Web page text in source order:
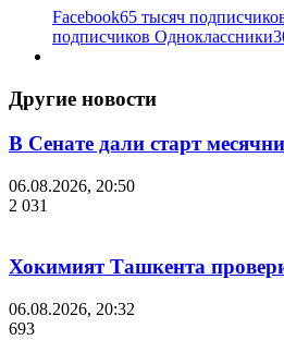
Facebook65 тысяч
подписчиков Одноклассники
Другие новости
В Сенате дали старт
06.08.2026, 20:50
2 031
Хокимият Ташкента
06.08.2026, 20:32
693